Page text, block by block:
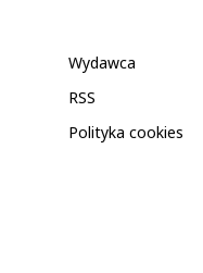
Wydawca
RSS
Polityka cookies